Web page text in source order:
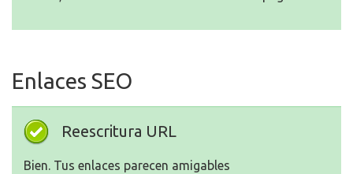
Enlaces SEO
Reescritura URL
Bien. Tus enlaces parecen amigables